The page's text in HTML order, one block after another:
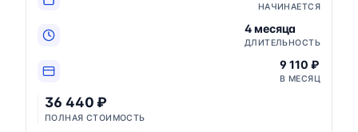
НАЧИНАЕТСЯ
4 месяца
ДЛИТЕЛЬНОСТЬ
9 110 ₽
В МЕСЯЦ
36 440 ₽
ПОЛНАЯ СТОИМОСТЬ